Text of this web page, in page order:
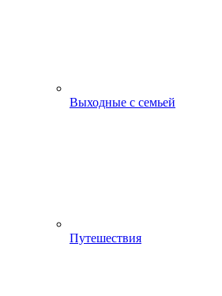
Выходные с семьей
Путешествия